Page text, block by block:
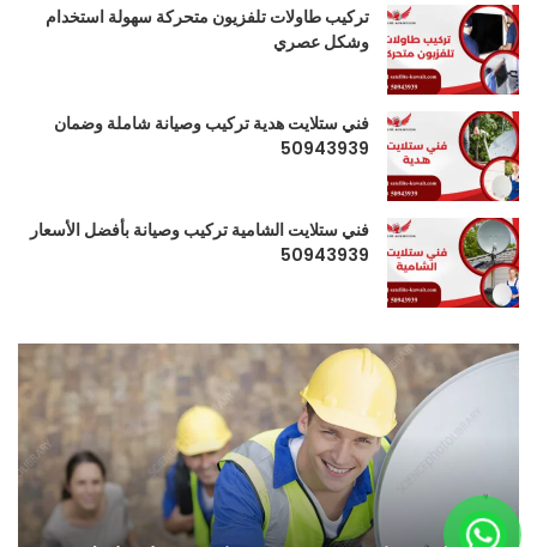
تركيب طاولات تلفزيون متحركة سهولة استخدام
وشكل عصري
فني ستلايت هدية تركيب وصيانة شاملة وضمان
50943939
فني ستلايت الشامية تركيب وصيانة بأفضل الأسعار
50943939